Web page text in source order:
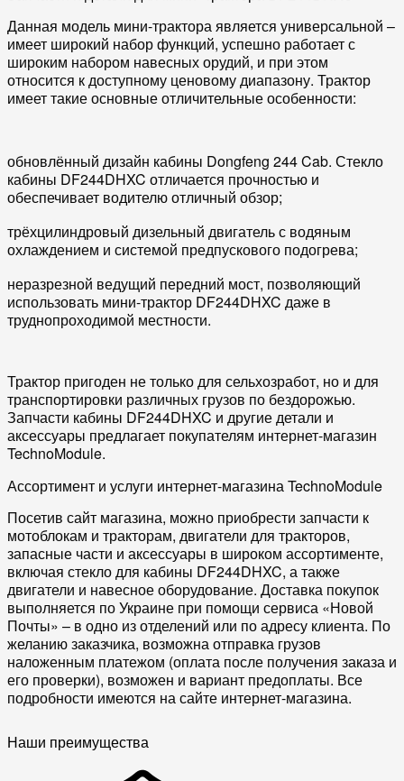
Данная модель мини-трактора является универсальной –
имеет широкий набор функций, успешно работает с
широким набором навесных орудий, и при этом
относится к доступному ценовому диапазону. Трактор
имеет такие основные отличительные особенности:
обновлённый дизайн кабины Dongfeng 244 Cab. Стекло
кабины DF244DHXC отличается прочностью и
обеспечивает водителю отличный обзор;
трёхцилиндровый дизельный двигатель с водяным
охлаждением и системой предпускового подогрева;
неразрезной ведущий передний мост, позволяющий
использовать мини-трактор DF244DHXC даже в
труднопроходимой местности.
Трактор пригоден не только для сельхозработ, но и для
транспортировки различных грузов по бездорожью.
Запчасти кабины DF244DHXC и другие детали и
аксессуары предлагает покупателям интернет-магазин
TechnoModule.
Ассортимент и услуги интернет-магазина TechnoModule
Посетив сайт магазина, можно приобрести запчасти к
мотоблокам и тракторам, двигатели для тракторов,
запасные части и аксессуары в широком ассортименте,
включая стекло для кабины DF244DHXC, а также
двигатели и навесное оборудование. Доставка покупок
выполняется по Украине при помощи сервиса «Новой
Почты» – в одно из отделений или по адресу клиента. По
желанию заказчика, возможна отправка грузов
наложенным платежом (оплата после получения заказа и
его проверки), возможен и вариант предоплаты. Все
подробности имеются на сайте интернет-магазина.
Наши преимущества